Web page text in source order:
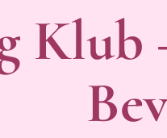
Klub